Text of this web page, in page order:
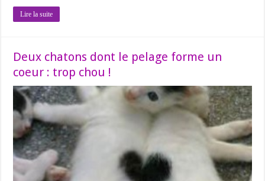
Lire la suite
Deux chatons dont le pelage forme un
coeur : trop chou !